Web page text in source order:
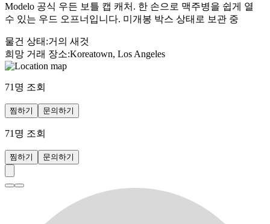
Modelo 공식 우든 보틀 캡 캐처. 한 손으로 맥주병을 쉽게 열
수 있는 우드 오프너입니다. 미개봉 박스 상태로 보관 중
물건 상태 :거의 새것
희망 거래 장소:Koreatown, Los Angeles
71 명 조회
찜하기 문의하기
71 명 조회
찜하기 문의하기